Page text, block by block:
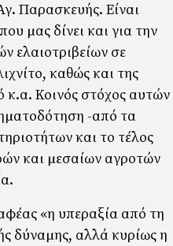
Παρασκευής. Είναι
µας δίνει και για την
ελαιοτριβείων σε
καθώς και της
κ.α. Κοινός στόχος αυτών
-από τα
και το τέλος
και µεσαίων αγροτών
«η υπεραξία από τη
δύναµης, αλλά κυρίως η